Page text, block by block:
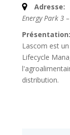
Adresse:
Energy Park 3
Présentation:
Lascom est
Lifecycle
distribution.